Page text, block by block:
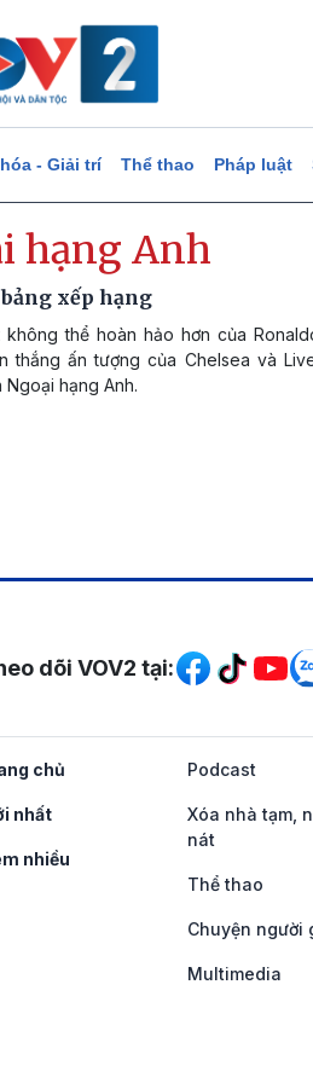
- Giải trí Thể thao Pháp luật
hạng Anh
xếp hạng
thể hoàn hảo hơn của
thắng ấn tượng của Chelsea và
hạng Anh.
Mạng xã hội
dõi VOV2 tại:
chủ
nhất
nhiều
Podcast
Xóa nhà tạm,
nát
Thể thao
Chuyện người
Multimedia